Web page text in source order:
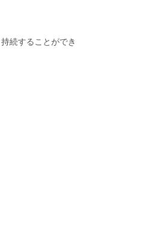
続することができ